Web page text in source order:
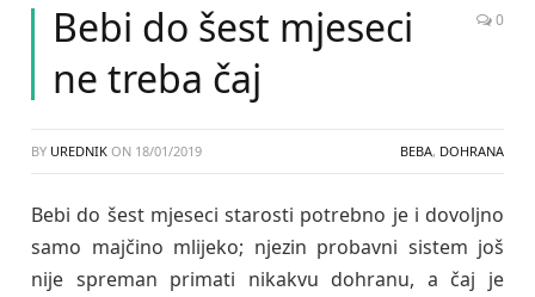
Bebi do šest mjeseci
ne treba čaj
0
BY UREDNIK ON 18/01/2019 BEBA, DOHRANA
Bebi do šest mjeseci starosti potrebno je i dovoljno
samo majčino mlijeko; njezin probavni sistem još
nije spreman primati nikakvu dohranu, a čaj je